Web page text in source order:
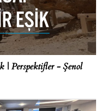
| Perspektifler - Şenol